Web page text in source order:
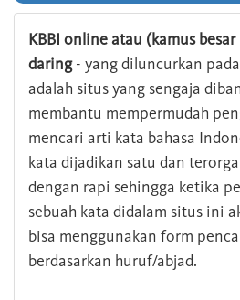
KBBI online atau (kamus
daring- yang diluncurkan
adalah situs yang sengaja
membantu mempermudah
mencari arti kata bahasa
kata dijadikan satu dan
dengan rapi sehingga ketika
sebuah kata didalam situs ini
bisa menggunakan form
berdasarkan huruf/abjad.